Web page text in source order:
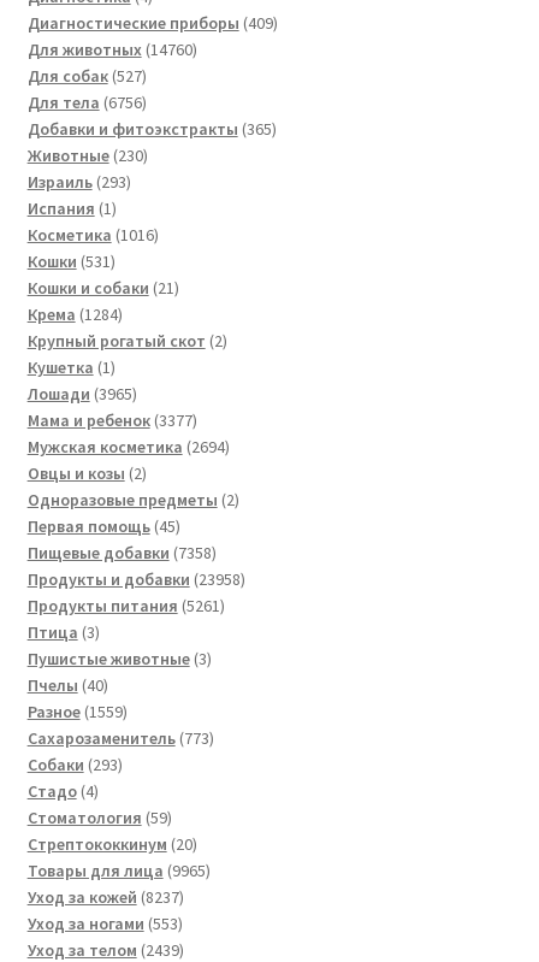
товара
Диагностические приборы 409409
Для животных 1476014760
Для собак 527527
товаров
Для тела 67566756
товаров
Добавки и фитоэкстракты 365365
Животные 230230
Израиль 293293
Испания 11
товар
Косметика 10161016
Кошки 531531
товар
Кошки и собаки 2121
Крема 12841284
товара
Крупный рогатый скот 22
Кушетка 11
товар
Лошади 39653965
товаров
Мама и ребенок 33773377
товаров
Мужская косметика 26942694
Овцы и козы 22
товара
Одноразовые предметы 22
Первая помощь 4545
товаров
Пищевые добавки 73587358
товаров
Продукты и добавки 2395823958
Продукты питания 52615261
Птица 33
товара
Пушистые животные 33
Пчелы 4040
товаров
Разное 15591559
товаров
Сахарозаменитель 773773
Собаки 293293
Стадо 44
товара
Стоматология 5959
товаров
Стрептококкинум 2020
товаров
Товары для лица 99659965
Уход за кожей 82378237
товаров
Уход за ногами 553553
товара
Уход за телом 24392439